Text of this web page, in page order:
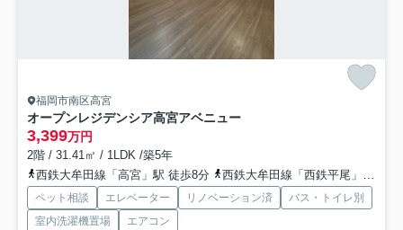
福岡市南区高宮
オープンレジデンシア高宮アベニュー
3,399万円
2階 / 31.41㎡ / 1LDK /築5年
西鉄大牟田線「高宮」駅 徒歩8分
西鉄大牟田線「西鉄平尾」駅 徒歩9分
ペット相談 エレベーター リノベーション済
バス・トイレ別
室内洗濯機置場
エアコン